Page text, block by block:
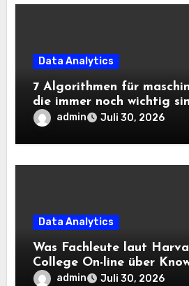
Data Analytics
7 Algorithmen für
die immer noch wichtig
admin Juli 30, 2026
Data Analytics
Was Fachleute laut
College On-line über
und KI wissen sollten
admin Juli 30, 2026